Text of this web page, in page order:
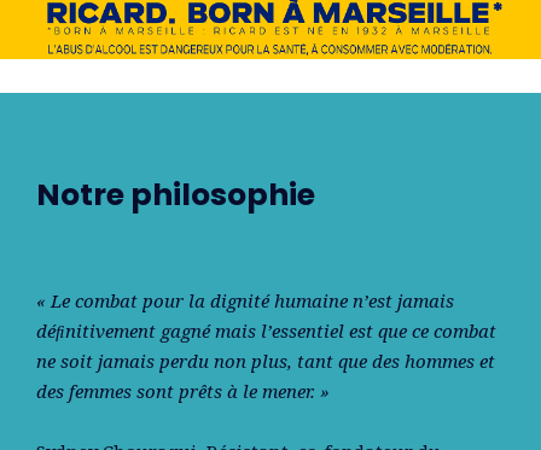
Notre philosophie
« Le combat pour la dignité humaine n’est jamais
déﬁnitivement gagné mais l’essentiel est que ce combat
ne soit jamais perdu non plus, tant que des hommes et
des femmes sont prêts à le mener. »